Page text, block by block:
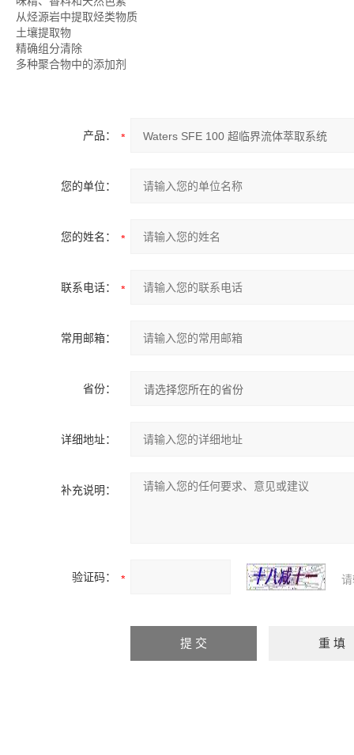
从烃源岩中提取烃类物质
土壤提取物
精确组分清除
多种聚合物中的添加剂
产品：
您的单位：
您的姓名：
联系电话：
常用邮箱：
省份：
详细地址：
补充说明：
验证码：